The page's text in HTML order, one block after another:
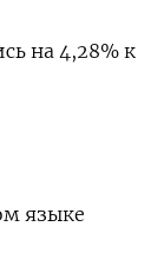
на 4,28% к
языке